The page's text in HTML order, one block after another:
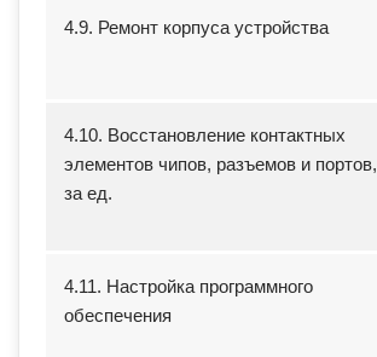
4.9. Ремонт корпуса устройства
4.10. Восстановление контактных
элементов чипов, разъемов и портов,
за ед.
4.11. Настройка программного
обеспечения